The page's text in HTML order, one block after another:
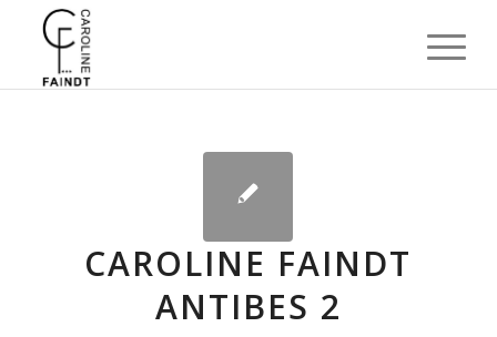
CAROLINE FAINDT
ANTIBES 2